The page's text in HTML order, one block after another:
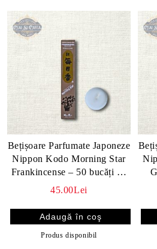
Bețișoare Parfumate Japoneze
Nippon Kodo Morning Star
Frankincense – 50 bucăți cu
suport
45.00Lei
Produs disponibil